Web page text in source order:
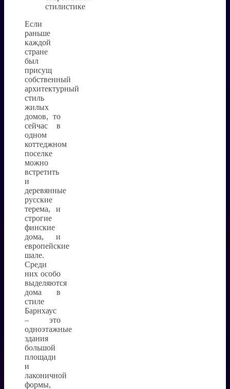
Если
раньше
каждой
стране
был
присущ
собственный
архитектурный
стиль
жилых
домов, то
сейчас в
одном
коттеджном
поселке
можно
встретить
и
деревянные
русские
терема, и
строгие
финские
дома, и
европейские
шале.
Среди
них особо
выделяются
дома в
стиле
Барнхаус
– это
одноэтажные
здания
большой
площади
и
лаконичной
формы,